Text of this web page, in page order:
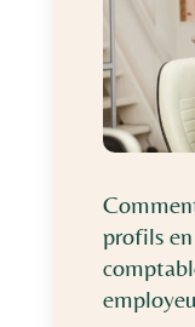
profils